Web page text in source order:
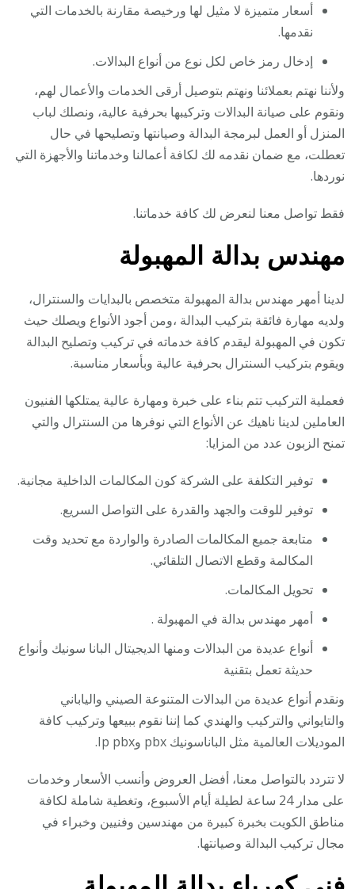
أسعار متميزة لا مثيل لها ورخيصة مقارنة بالخدمات التي
نقدمها.
إدخال رمز خاص لكل نوع من أنواع البدالات.
ولأننا نهتم بعملائنا ونهتم بتوصيل أرقى الخدمات والأعمال لهم،
ونقوم على صيانة البدالات وتركيبها بحرفية عالية، ونصلك لباب
المنزل أو العمل لبرمجة البدالة وصيانتها وتصليحها في حال
تعطلت، مع ضمان نقدمه لك لكافة أعمالنا وخدماتنا والأجهزة التي
نوردها.
فقط تواصل معنا لنعرض لك كافة خدماتنا.
مهندس بدالة المهبولة
لدينا أمهر مهندس بدالة المهبولة متخصص بالبدايات والسنترال،
ولديه مهارة فائقة بتركيب البدالة ،ومن أجود الأنواع ويصلك حيث
تكون في المهبولة ليقدم كافة خدماته في تركيب وتصليح البدالة
ويقوم بتركيب السنترال بحرفية عالية وبأسعار مناسبة.
فعملية التركيب تتم بناء على خبرة ومهارة عالية يمتلكها الفنيون
العاملين لدينا ناهيك عن الأنواع التي نوفرها من السنترال والتي
تمنح الزبون عدد من المزايا:
توفير التكلفة على الشركة كون المكالمات الداخلية مجانية.
توفير للوقت والجهد والقدرة على التواصل السريع.
متابعة جميع المكالمات الصادرة والواردة مع تحديد وقت
المكالمة وقطع الاتصال التلقائي.
تحويل المكالمات.
أمهر مهندس بدالة في المهبولة .
أنواع عديدة من البدالات ومنها الديجيتال البانا سونيك وأنواع
حديثة تعمل بتقنية
ونقدم أنواع عديدة من البدالات المتنوعة الصيني والياباني
والتايواني والتركيب والهندي كما إننا نقوم ببيعها وتركيب كافة
الموديلات العالمية مثل الباناسونيك pbx وIp pbx.
لا تتردد بالتواصل معنا، أفضل العروض وأنسب الأسعار وخدمات
على مدار 24 ساعة لطيلة أيام الأسبوع، وتغطية شاملة لكافة
مناطق الكويت بخبرة كبيرة من مهندسين وفنيين وخبراء في
مجال تركيب البدالة وصيانتها.